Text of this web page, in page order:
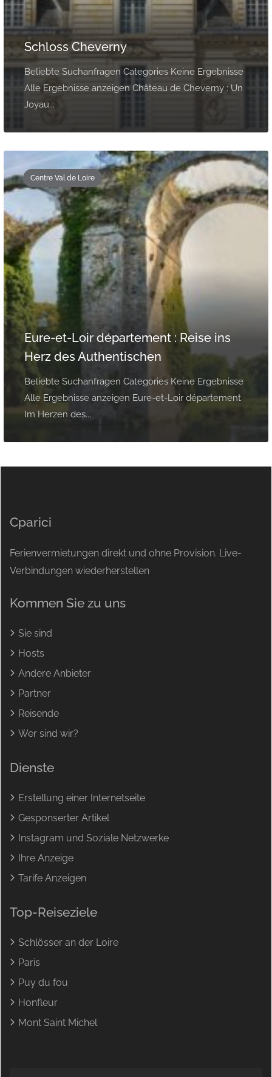
Schloss Cheverny
Beliebte Suchanfragen Categories Keine Ergebnisse
Alle Ergebnisse anzeigen Château de Cheverny : Un
Joyau...
Centre Val de Loire
Eure-et-Loir département : Reise ins
Herz des Authentischen
Beliebte Suchanfragen Categories Keine Ergebnisse
Alle Ergebnisse anzeigen Eure-et-Loir département
Im Herzen des...
Cparici
Ferienvermietungen direkt und ohne Provision. Live-
Verbindungen wiederherstellen
Kommen Sie zu uns
Sie sind
Hosts
Andere Anbieter
Partner
Reisende
Wer sind wir?
Dienste
Erstellung einer Internetseite
Gesponserter Artikel
Instagram und Soziale Netzwerke
Ihre Anzeige
Tarife Anzeigen
Top-Reiseziele
Schlösser an der Loire
Paris
Puy du fou
Honfleur
Mont Saint Michel